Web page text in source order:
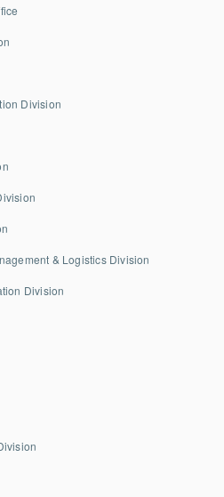
Division
& Logistics Division
Division